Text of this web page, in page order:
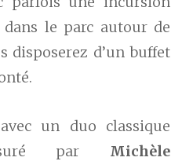
dans le parc autour de
disposerez d’un buffet
un duo classique
par Michèle